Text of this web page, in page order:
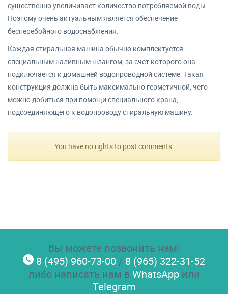
существенно увеличивает количество потребляемой воды.
Поэтому очень актуальным является обеспечение
бесперебойного водоснабжения.
Каждая стиральная машина обычно комплектуется
специальным наливным шлангом, за счет которого она
подключается к домашней водопроводной системе. Такая
конструкция должна быть максимально герметичной, чего
можно добиться при помощи специального крана,
подсоединяющего к водопроводу стиральную машину.
You have no rights to post comments.
Вы можете позвонить нам:
8 (495) 960-73-00 / 8 (965) 322-31-52
либо написать нам вWhatsAppили
Telegram